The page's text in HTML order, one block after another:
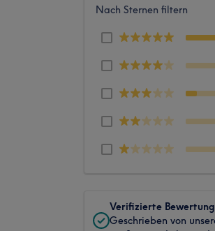
Nach Sternen filtern
Verifizierte
Geschrieben von